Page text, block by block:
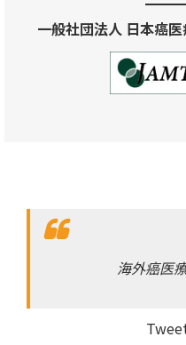
一般社団法人 日本癌
海外癌医